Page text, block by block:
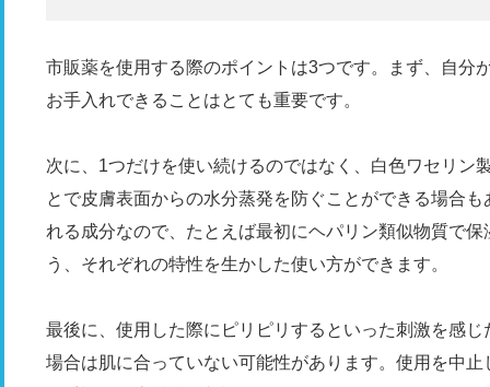
市販薬を使用する際のポイントは3つです。まず、自分
お手入れできることはとても重要です。
次に、1つだけを使い続けるのではなく、白色ワセリン
とで皮膚表面からの水分蒸発を防ぐことができる場合
れる成分なので、たとえば最初にヘパリン類似物質で
う、それぞれの特性を生かした使い方ができます。
最後に、使用した際にピリピリするといった刺激を感
場合は肌に合っていない可能性があります。使用を中